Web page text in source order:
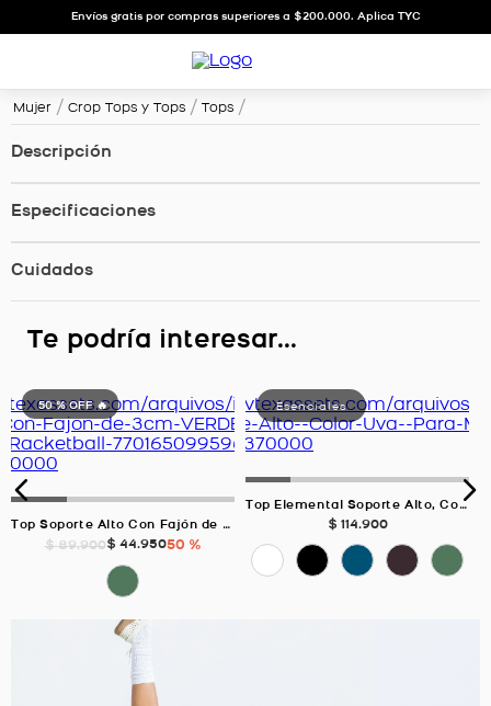
Envíos gratis por compras superiores a $200.000. Aplica TYC
Mujer Crop Tops y Tops Tops
Descripción
Especificaciones
Cuidados
Te podría interesar...
50 % OFF 🔥
Top Soporte Alto Con Fajón de 3cm, Color VERDE SECO Para Mujer
$ 89.900$ 44.95050 %
Top Elemental Soporte Alto, Color Uva Para Mujer
$ 114.900